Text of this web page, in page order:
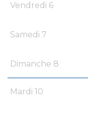
Vendredi 6
Samedi 7
Dimanche 8
Mardi 10